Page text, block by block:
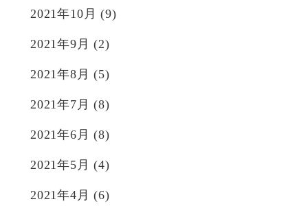
2021年10月 (9)
2021年9月 (2)
2021年8月 (5)
2021年7月 (8)
2021年6月 (8)
2021年5月 (4)
2021年4月 (6)